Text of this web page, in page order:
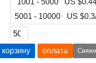
1001 - 5000
US $
5001 - 10000
US $0.3
оплата